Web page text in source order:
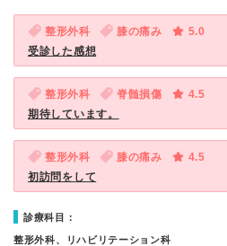
整形外科 膝の痛み
5.0
受診した感想
整形外科 脊髄損傷
4.5
期待しています。
整形外科 膝の痛み
4.5
初訪問をして
診療科目：
整形外科、リハビリテーション科